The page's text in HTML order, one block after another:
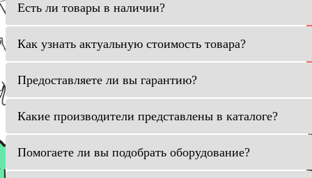
Есть ли товары в наличии?
Как узнать актуальную стоимость товара?
Предоставляете ли вы гарантию?
Какие производители представлены в каталоге?
Помогаете ли вы подобрать оборудование?